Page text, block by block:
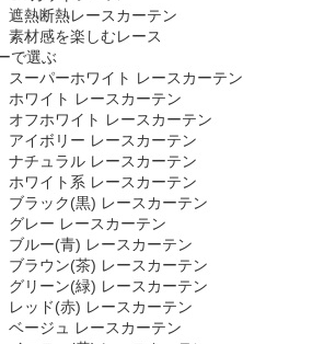
遮熱断熱レースカーテン
素材感を楽しむレース
で選ぶ
スーパーホワイト レースカーテン
ホワイト レースカーテン
オフホワイト レースカーテン
アイボリー レースカーテン
ナチュラル レースカーテン
ホワイト系 レースカーテン
ブラック(黒) レースカーテン
グレー レースカーテン
ブルー(青) レースカーテン
ブラウン(茶) レースカーテン
グリーン(緑) レースカーテン
レッド(赤) レースカーテン
ベージュ レースカーテン